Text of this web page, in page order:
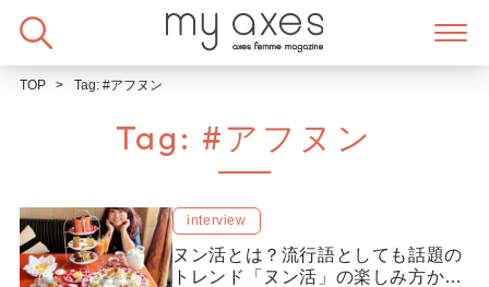
TOP Tag: #アフヌン
Tag: #アフヌン
interview
ヌン活とは？流行語としても話題の
トレンド「ヌン活」の楽しみ方から